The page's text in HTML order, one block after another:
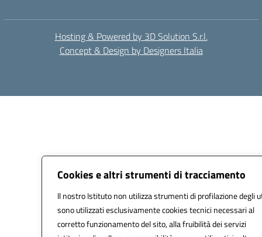
Cookies e altri strumenti di tracciamento
Il nostro Istituto non utilizza strumenti di profilazione degli
sono utilizzati esclusivamente cookies tecnici necessari al
corretto funzionamento del sito, alla fruibilità dei servizi
Hosting & Powered by 3D Solution S.r.l.
Concept & Design by Designers Italia